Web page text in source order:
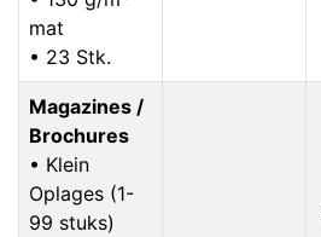
mat
• 23 Stk.
Magazines /
Brochures
• Klein
Oplages (1-
99 stuks)